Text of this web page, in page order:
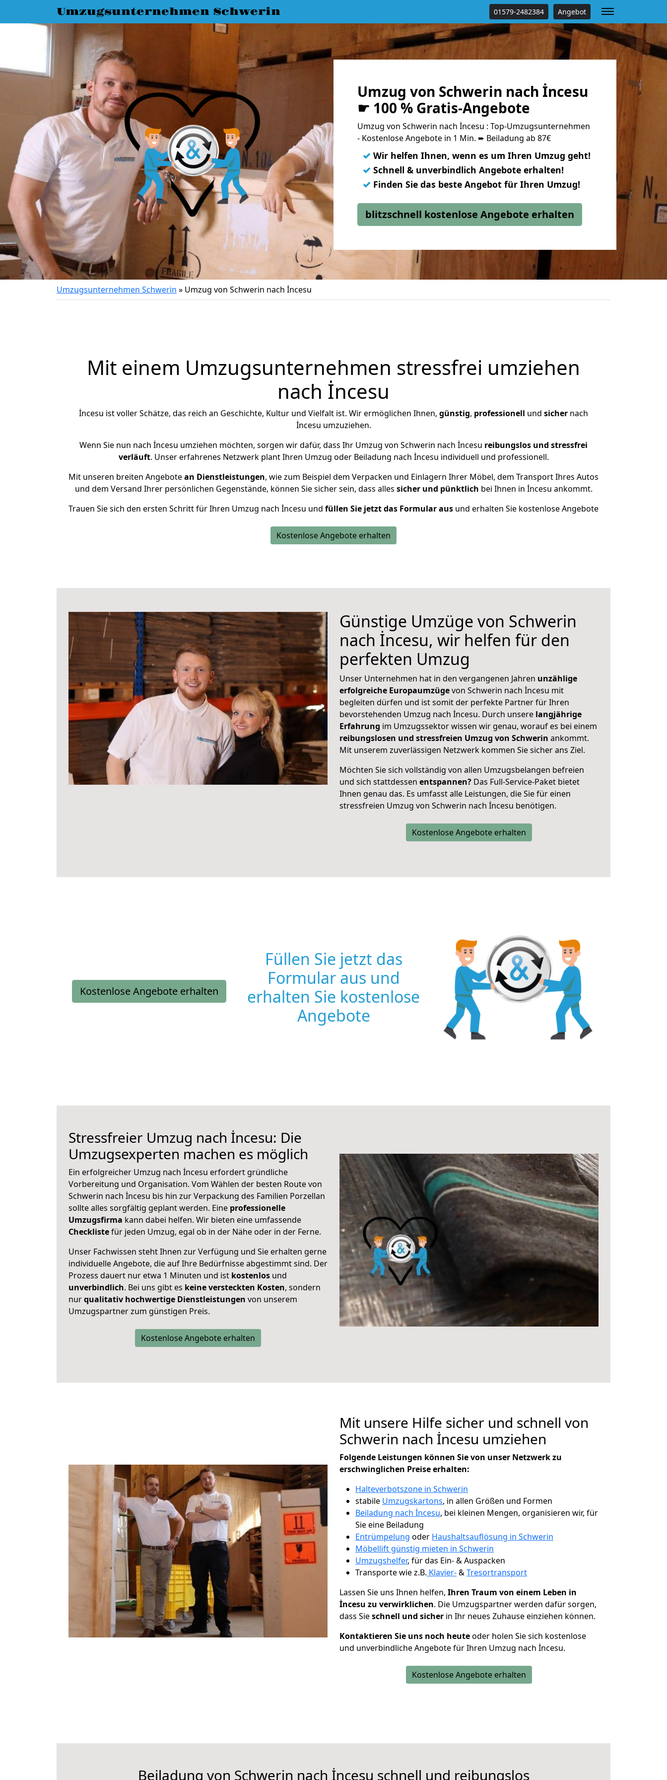
Umzugsunternehmen Schwerin 01579-2482384 Angebot
Umzug von Schwerin nach İncesu
☛ 100 % Gratis-Angebote
Umzug von Schwerin nach İncesu : Top-Umzugsunternehmen
- Kostenlose Angebote in 1 Min. ➨ Beiladung ab 87€
✓ Wir helfen Ihnen, wenn es um Ihren Umzug geht!
✓ Schnell & unverbindlich Angebote erhalten!
✓ Finden Sie das beste Angebot für Ihren Umzug!
blitzschnell kostenlose Angebote erhalten
Umzugsunternehmen Schwerin » Umzug von Schwerin nach İncesu
Mit einem Umzugsunternehmen stressfrei umziehen
nach İncesu
İncesu ist voller Schätze, das reich an Geschichte, Kultur und Vielfalt ist. Wir ermöglichen Ihnen, günstig, professionell und sicher nach
İncesu umzuziehen.
Wenn Sie nun nach İncesu umziehen möchten, sorgen wir dafür, dass Ihr Umzug von Schwerin nach İncesu reibungslos und stressfrei
verläuft. Unser erfahrenes Netzwerk plant Ihren Umzug oder Beiladung nach İncesu individuell und professionell.
Mit unseren breiten Angebotean Dienstleistungen, wie zum Beispiel dem Verpacken und Einlagern Ihrer Möbel, dem Transport Ihres Autos
und dem Versand Ihrer persönlichen Gegenstände, können Sie sicher sein, dass alles sicher und pünktlich bei Ihnen in İncesu ankommt.
Trauen Sie sich den ersten Schritt für Ihren Umzug nach İncesu und füllen Sie jetzt das Formular aus und erhalten Sie kostenlose Angebote
Kostenlose Angebote erhalten
Günstige Umzüge von Schwerin
nach İncesu, wir helfen für den
perfekten Umzug
Unser Unternehmen hat in den vergangenen Jahren unzählige
erfolgreiche Europaumzügevon Schwerin nach İncesu mit
begleiten dürfen und ist somit der perfekte Partner für Ihren
bevorstehenden Umzug nach İncesu. Durch unsere langjährige
Erfahrung im Umzugssektor wissen wir genau, worauf es bei einem
reibungslosen und stressfreien Umzug von Schwerin ankommt.
Mit unserem zuverlässigen Netzwerk kommen Sie sicher ans Ziel.
Möchten Sie sich vollständig von allen Umzugsbelangen befreien
und sich stattdessen entspannen? Das Full-Service-Paket bietet
Ihnen genau das. Es umfasst alle Leistungen, die Sie für einen
stressfreien Umzug von Schwerin nach İncesu benötigen.
Kostenlose Angebote erhalten
Kostenlose Angebote erhalten
Füllen Sie jetzt das
Formular aus und
erhalten Sie kostenlose
Angebote
Stressfreier Umzug nach İncesu: Die
Umzugsexperten machen es möglich
Ein erfolgreicher Umzug nach İncesu erfordert gründliche
Vorbereitung und Organisation. Vom Wählen der besten Route von
Schwerin nach İncesu bis hin zur Verpackung des Familien Porzellan
sollte alles sorgfältig geplant werden. Eine professionelle
Umzugsfirma kann dabei helfen. Wir bieten eine umfassende
Checklistefür jeden Umzug, egal ob in der Nähe oder in der Ferne.
Unser Fachwissen steht Ihnen zur Verfügung und Sie erhalten gerne
individuelle Angebote, die auf Ihre Bedürfnisse abgestimmt sind. Der
Prozess dauert nur etwa 1 Minuten und ist kostenlos und
unverbindlich. Bei uns gibt es keine versteckten Kosten, sondern
nurqualitativ hochwertige Dienstleistungen von unserem
Umzugspartner zum günstigen Preis.
Kostenlose Angebote erhalten
Mit unsere Hilfe sicher und schnell von
Schwerin nach İncesu umziehen
Folgende Leistungen können Sie von unser Netzwerk zu
erschwinglichen Preise erhalten:
Halteverbotszone in Schwerin
stabile Umzugskartons, in allen Größen und Formen
Beiladung nach İncesu, bei kleinen Mengen, organisieren wir, für
Sie eine Beiladung
Entrümpelung oder Haushaltsauflösung in Schwerin
Möbellift günstig mieten in Schwerin
Umzugshelfer, für das Ein- & Auspacken
Transporte wie z.B. Klavier-&Tresortransport
Lassen Sie uns Ihnen helfen, Ihren Traum von einem Leben in
İncesu zu verwirklichen. Die Umzugspartner werden dafür sorgen,
dass Sieschnell und sicher in Ihr neues Zuhause einziehen können.
Kontaktieren Sie uns noch heuteoder holen Sie sich kostenlose
und unverbindliche Angebote für Ihren Umzug nach İncesu.
Kostenlose Angebote erhalten
Beiladung von Schwerin nach İncesu schnell und reibungslos